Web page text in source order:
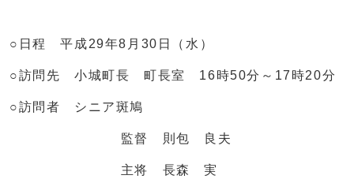
○日程 平成29年8月30日（水）
○訪問先 小城町長 町長室 16時50分～17時20分
○訪問者 シニア斑鳩
監督 則包 良夫
主将 長森 実